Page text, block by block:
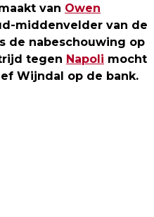
van Owen
middenvelder van de
de nabeschouwing op
tegen Napoli mocht
Wijndal op de bank.